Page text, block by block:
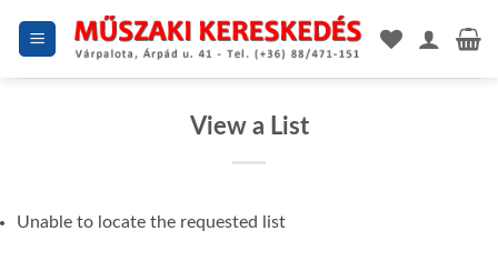
View a List
Unable to locate the requested list